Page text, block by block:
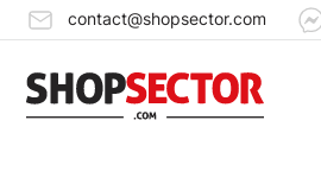
contact@shopsector.com